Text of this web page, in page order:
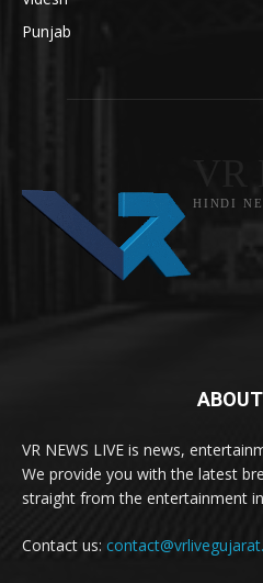
Punjab
HINDI
VR NEWS LIVE is news,
We provide you with the latest
straight from the entertainment
Contact us: